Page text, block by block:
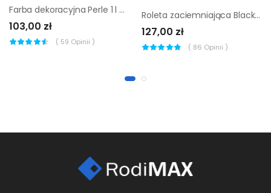
Farba dekoracyjna Perle 1 l Vivien Jeger
103,00 zł
( 59 Opinii )
Roleta zaciemniająca Blackout 90 x 160 cm beżowa ze strukturą Inspire
127,00 zł
( 86 Opinii )